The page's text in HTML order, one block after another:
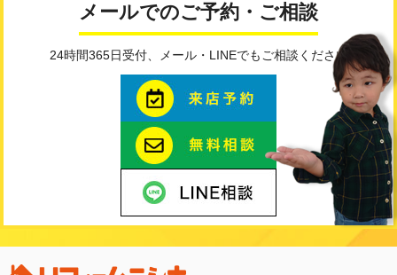
メールでのご予約・ご相談
24時間365日受付、メール・LINEでもご相談ください